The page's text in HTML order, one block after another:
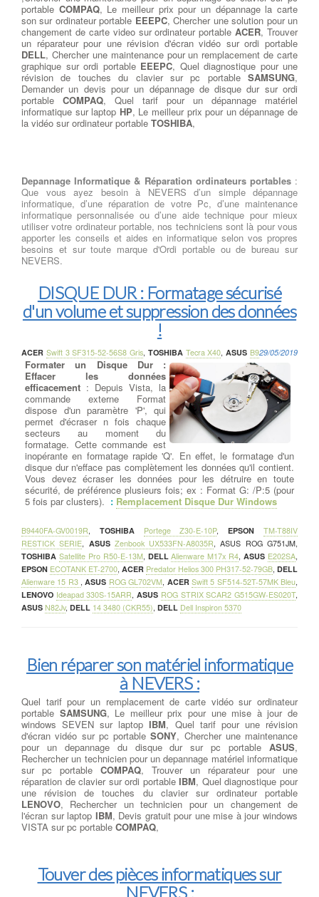
portable COMPAQ, Le meilleur prix pour un dépannage la carte
son sur ordinateur portable EEEPC, Chercher une solution pour un
changement de carte video sur ordinateur portableACER, Trouver
un réparateur pour une révision d'écran vidéo sur ordi portable
DELL, Chercher une maintenance pour un remplacement de carte
graphique sur ordi portable EEEPC, Quel diagnostique pour une
révision de touches du clavier sur pc portable SAMSUNG,
Demander un devis pour un dépannage de disque dur sur ordi
portable COMPAQ, Quel tarif pour un dépannage matériel
informatique sur laptop HP, Le meilleur prix pour un dépannage de
la vidéo sur ordinateur portable TOSHIBA,
Depannage Informatique & Réparation ordinateurs portables:
Que vous ayez besoin à NEVERS d’un simple dépannage
informatique, d’une réparation de votre Pc, d’une maintenance
informatique personnalisée ou d’une aide technique pour mieux
utiliser votre ordinateur portable, nos techniciens sont là pour vous
apporter les conseils et aides en informatique selon vos propres
besoins et sur toute marque d'Ordi portable ou de bureau sur
NEVERS.
DISQUE DUR : Formatage sécurisé
d'un volume et suppression des données
!
29/05/2019
Formater un Disque Dur :
Effacer les données
efficacement : Depuis Vista, la
commande externe Format
dispose d'un paramètre 'P', qui
permet d'écraser n fois chaque
secteurs au moment du
formatage. Cette commande est
inopérante en formatage rapide 'Q'. En effet, le formatage d'un
disque dur n'efface pas complètement les données qu'il contient.
Vous devez écraser les données pour les détruire en toute
sécurité, de préférence plusieurs fois; ex : Format G: /P:5 (pour
5 fois par clusters). : Remplacement Disque Dur Windows
ACER Swift 3 SF315-52-56S8 Gris, TOSHIBA Tecra X40,ASUS B9
B9440FA-GV0019R, TOSHIBA Portege Z30-E-10P,EPSON
TM-T88IV
RESTICK SERIE, ASUS Zenbook UX533FN-A8035R,ASUS ROG G751JM,
TOSHIBA Satellite Pro R50-E-13M, DELL Alienware M17x R4,ASUS E202SA,
EPSON ECOTANK ET-2700, ACER Predator Helios 300 PH317-52-79GB, DELL
Alienware 15 R3 ,ASUS ROG GL702VM, ACER Swift 5 SF514-52T-57MK Bleu,
LENOVO Ideapad 330S-15ARR,ASUS ROG STRIX SCAR2 G515GW-ES020T,
ASUS N82Jv, DELL 14 3480 (CKR55), DELL Dell Inspiron 5370
Bien réparer son matériel informatique
à NEVERS :
Quel tarif pour un remplacement de carte vidéo sur ordinateur
portable SAMSUNG, Le meilleur prix pour une mise à jour de
windows SEVEN sur laptopIBM, Quel tarif pour une révision
d'écran vidéo sur pc portableSONY, Chercher une maintenance
pour un depannage du disque dur sur pc portable ASUS,
Rechercher un technicien pour un depannage matériel informatique
sur pc portable COMPAQ, Trouver un réparateur pour une
réparation de clavier sur ordi portableIBM, Quel diagnostique pour
une révision de touches du clavier sur ordinateur portable
LENOVO, Rechercher un technicien pour un changement de
l'écran sur laptop IBM, Devis gratuit pour une mise à jour windows
VISTA sur pc portable COMPAQ,
Touver des pièces informatiques sur
NEVERS :